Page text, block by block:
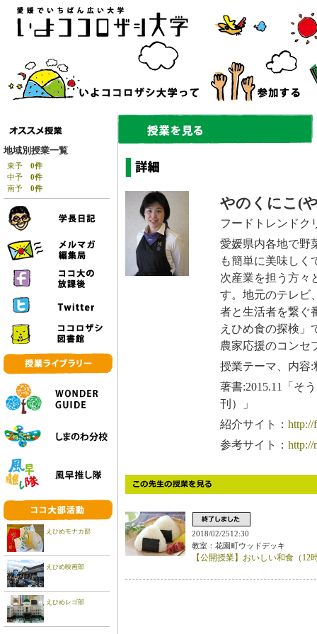
地域別授業一覧
東予 0件
中予 0件
南予 0件
えひめモナカ部
えひめ映画部
えひめレゴ部
やのくにこ(
フードトレンドク
愛媛県内各地で野
も簡単に美味しく
次産業を担う方々
す。地元のテレビ
者と生活者を繋ぐ
えひめ食の探検」
農家応援のコンセ
授業テーマ、内容
著書:2015.11「そ
刊）」
紹介サイト： http://
参考サイト： http://
2018/02/2512:30
教室：花園町ウッドデッキ
【公開授業】おいしい和食（12